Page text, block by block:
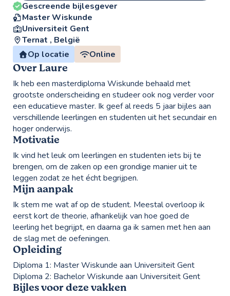
Gescreende bijlesgever
Master Wiskunde
Universiteit Gent
Ternat , België
Op locatie
Online
Over Laure
Ik heb een masterdiploma Wiskunde behaald met
grootste onderscheiding en studeer ook nog verder voor
een educatieve master. Ik geef al reeds 5 jaar bijles aan
verschillende leerlingen en studenten uit het secundair en
hoger onderwijs.
Motivatie
Ik vind het leuk om leerlingen en studenten iets bij te
brengen, om de zaken op een grondige manier uit te
leggen zodat ze het écht begrijpen.
Mijn aanpak
Ik stem me wat af op de student. Meestal overloop ik
eerst kort de theorie, afhankelijk van hoe goed de
leerling het begrijpt, en daarna ga ik samen met hen aan
de slag met de oefeningen.
Opleiding
Diploma 1: Master Wiskunde aan Universiteit Gent
Diploma 2: Bachelor Wiskunde aan Universiteit Gent
Bijles voor deze vakken